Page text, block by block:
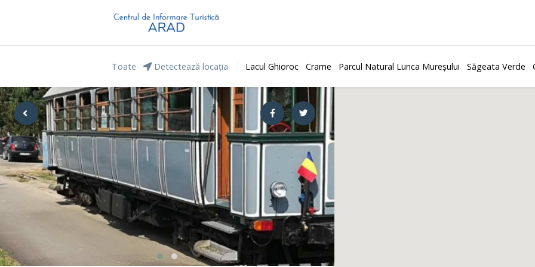
Toate Detectează locația Lacul Ghioroc Crame Parcul Natural Lunca Mureșului Săgeata Verde